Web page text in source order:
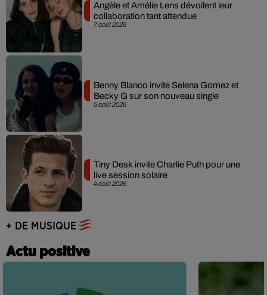
7 août 2026
Angèle et Amélie Lens dévoilent leur
collaboration tant attendue
5 août 2026
Benny Blanco invite Selena Gomez et
Becky G sur son nouveau single
4 août 2026
Tiny Desk invite Charlie Puth pour une
live session solaire
+ DE MUSIQUE
Actu positive